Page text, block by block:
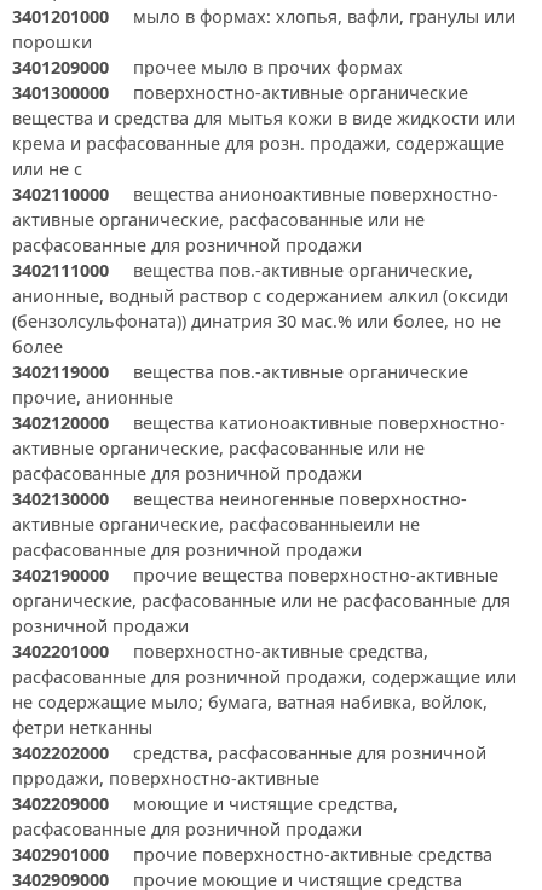
3401201000 мыло в формах: хлопья, вафли, гранулы или
порошки
3401209000 прочее мыло в прочих формах
3401300000 поверхностно-активные органические
вещества и средства для мытья кожи в виде жидкости или
крема и расфасованные для розн. продажи, содержащие
или не с
3402110000 вещества анионоактивные поверхностно-
активные органические, расфасованные или не
расфасованные для розничной продажи
3402111000 вещества пов.-активные органические,
анионные, водный раствор с содержанием алкил (оксиди
(бензолсульфоната)) динатрия 30 мас.% или более, но не
более
3402119000 вещества пов.-активные органические
прочие, анионные
3402120000 вещества катионоактивные поверхностно-
активные органические, расфасованные или не
расфасованные для розничной продажи
3402130000 вещества неиногенные поверхностно-
активные органические, расфасованныеили не
расфасованные для розничной продажи
3402190000 прочие вещества поверхностно-активные
органические, расфасованные или не расфасованные для
розничной продажи
3402201000 поверхностно-активные средства,
расфасованные для розничной продажи, содержащие или
не содержащие мыло; бумага, ватная набивка, войлок,
фетри нетканны
3402202000 средства, расфасованные для розничной
прродажи, поверхностно-активные
3402209000 моющие и чистящие средства,
расфасованные для розничной продажи
3402901000 прочие поверхностно-активные средства
3402909000 прочие моющие и чистящие средства